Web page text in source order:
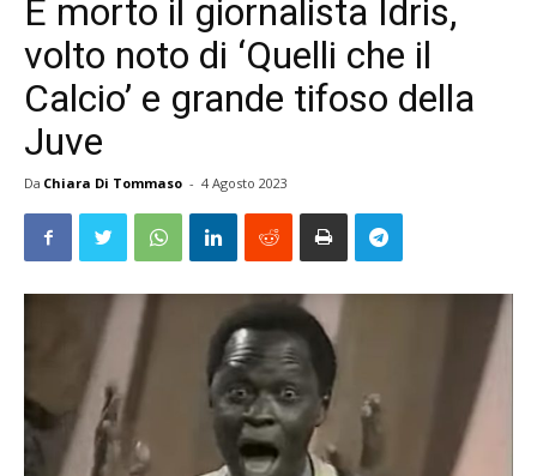
È morto il giornalista Idris,
volto noto di ‘Quelli che il
Calcio’ e grande tifoso della
Juve
Da Chiara Di Tommaso - 4 Agosto 2023